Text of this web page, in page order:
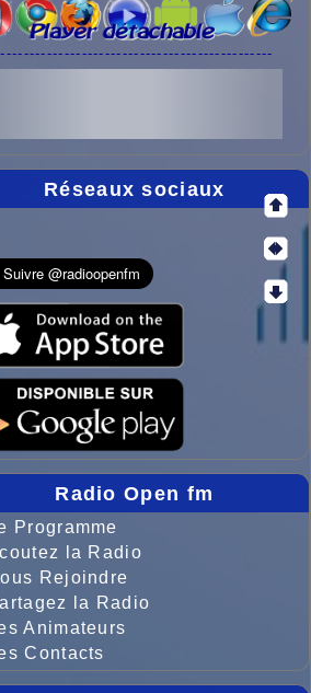
Réseaux sociaux
Radio Open fm
Programme
la Radio
Rejoindre
la Radio
Animateurs
Contacts